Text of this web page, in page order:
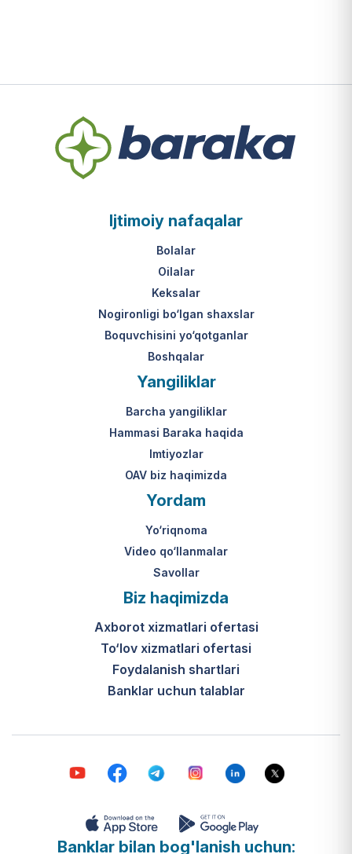
Ijtimoiy nafaqalar
Bolalar
Oilalar
Keksalar
Nogironligi bo‘lgan shaxslar
Boquvchisini yo‘qotganlar
Boshqalar
Yangiliklar
Barcha yangiliklar
Hammasi Baraka haqida
Imtiyozlar
OAV biz haqimizda
Yordam
Yo‘riqnoma
Video qo‘llanmalar
Savollar
Biz haqimizda
Axborot xizmatlari ofertasi
To‘lov xizmatlari ofertasi
Foydalanish shartlari
Banklar uchun talablar
Banklar bilan bog'lanish uchun: